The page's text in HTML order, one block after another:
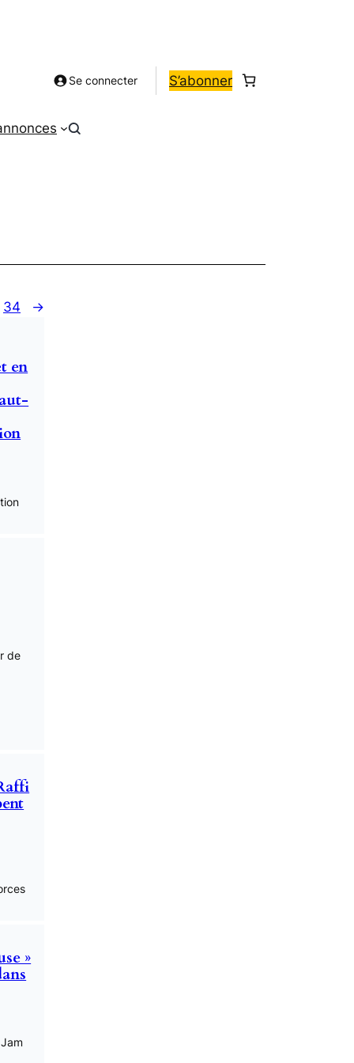
Se connecter S’abonner
34 →
en
de
»